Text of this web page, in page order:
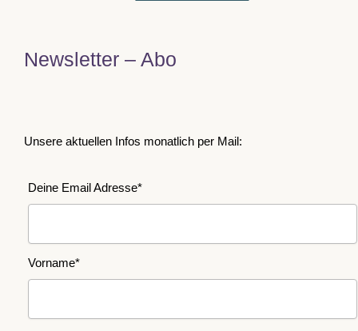
Newsletter – Abo
Unsere aktuellen Infos monatlich per Mail:
Deine Email Adresse*
Vorname*